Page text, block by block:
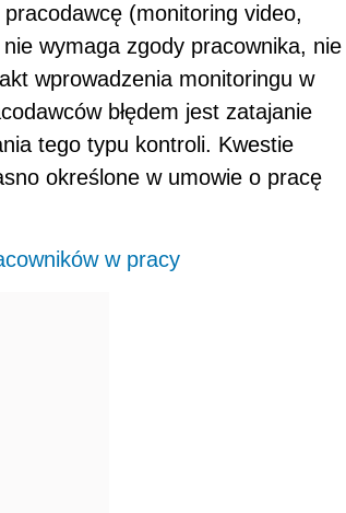
(monitoring video,
wymaga zgody pracownika, nie
wprowadzenia monitoringu w
błędem jest zatajanie
tego typu kontroli. Kwestie
określone w umowie o pracę
w pracy